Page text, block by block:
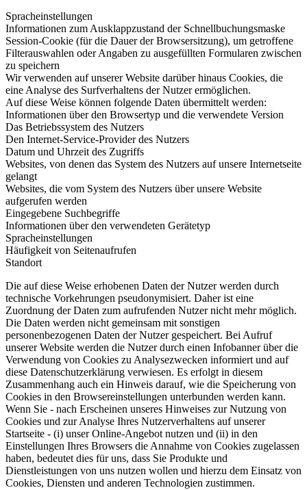
Spracheinstellungen
Informationen zum Ausklappzustand der Schnellbuchungsmaske
Session-Cookie (für die Dauer der Browsersitzung), um getroffene
Filterauswahlen oder Angaben zu ausgefüllten Formularen zwischen
zu speichern
Wir verwenden auf unserer Website darüber hinaus Cookies, die
eine Analyse des Surfverhaltens der Nutzer ermöglichen.
Auf diese Weise können folgende Daten übermittelt werden:
Informationen über den Browsertyp und die verwendete Version
Das Betriebssystem des Nutzers
Den Internet-Service-Provider des Nutzers
Datum und Uhrzeit des Zugriffs
Websites, von denen das System des Nutzers auf unsere Internetseite
gelangt
Websites, die vom System des Nutzers über unsere Website
aufgerufen werden
Eingegebene Suchbegriffe
Informationen über den verwendeten Gerätetyp
Spracheinstellungen
Häufigkeit von Seitenaufrufen
Standort
Die auf diese Weise erhobenen Daten der Nutzer werden durch
technische Vorkehrungen pseudonymisiert. Daher ist eine
Zuordnung der Daten zum aufrufenden Nutzer nicht mehr möglich.
Die Daten werden nicht gemeinsam mit sonstigen
personenbezogenen Daten der Nutzer gespeichert. Bei Aufruf
unserer Website werden die Nutzer durch einen Infobanner über die
Verwendung von Cookies zu Analysezwecken informiert und auf
diese Datenschutzerklärung verwiesen. Es erfolgt in diesem
Zusammenhang auch ein Hinweis darauf, wie die Speicherung von
Cookies in den Browsereinstellungen unterbunden werden kann.
Wenn Sie - nach Erscheinen unseres Hinweises zur Nutzung von
Cookies und zur Analyse Ihres Nutzerverhaltens auf unserer
Startseite - (i) unser Online-Angebot nutzen und (ii) in den
Einstellungen Ihres Browsers die Annahme von Cookies zugelassen
haben, bedeutet dies für uns, dass Sie Produkte und
Dienstleistungen von uns nutzen wollen und hierzu dem Einsatz von
Cookies, Diensten und anderen Technologien zustimmen.